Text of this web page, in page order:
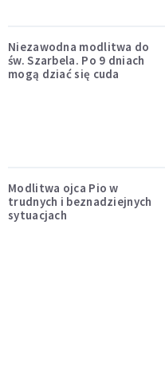
Niezawodna modlitwa do
św. Szarbela. Po 9 dniach
mogą dziać się cuda
Modlitwa ojca Pio w
trudnych i beznadziejnych
sytuacjach